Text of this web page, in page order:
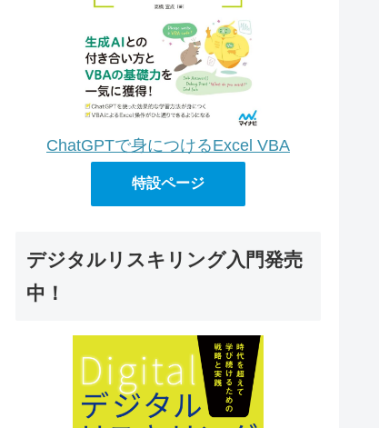
ChatGPTで身につけるExcel VBA
特設ページ
デジタルリスキリング入門発売
中！